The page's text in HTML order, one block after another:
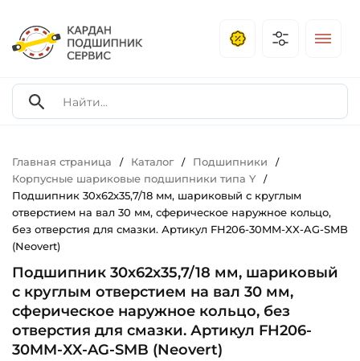
Главная страница / Каталог / Подшипники /
Корпусные шариковые подшипники типа Y /
Подшипник 30х62х35,7/18 мм, шариковый с круглым
отверстием на вал 30 мм, сферическое наружное кольцо,
без отверстия для смазки. Артикул FH206-30MM-XX-AG-SMB
(Neovert)
Подшипник 30х62х35,7/18 мм, шариковый
с круглым отверстием на вал 30 мм,
сферическое наружное кольцо, без
отверстия для смазки. Артикул FH206-
30MM-XX-AG-SMB (Neovert)